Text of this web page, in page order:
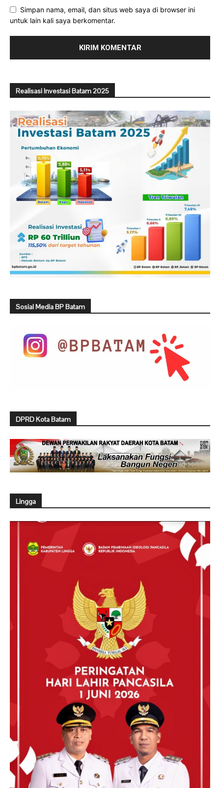
Simpan nama, email, dan situs web saya di browser ini
untuk lain kali saya berkomentar.
Realisasi Investasi Batam 2025
Sosial Media BP Batam
DPRD Kota Batam
Lingga